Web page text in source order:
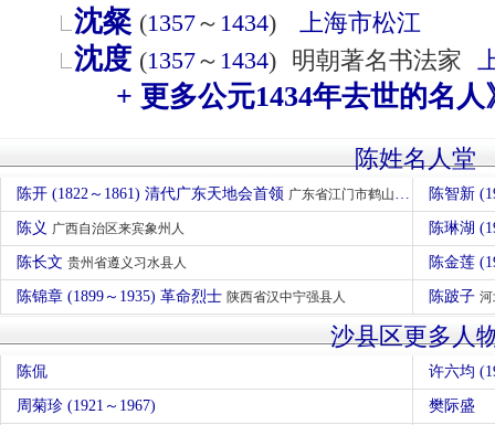
沈粲 (1357～ 1434) 上海市松江
沈度 (1357～ 1434) 明朝著名书法家
+ 更多公元1434年去世的名人
陈姓名人堂
陈开 (1822～1861) 清代广东天地会首领 广东省江门市鹤山人 陈智新
陈义 广西自治区来宾象州人 陈琳湖
陈长文 贵州省遵义习水县人 陈金莲
陈锦章 (1899～1935) 革命烈士 陕西省汉中宁强县人 陈跛子
沙县区更多人
陈侃 许六均
周菊珍 (1921～1967) 樊际盛